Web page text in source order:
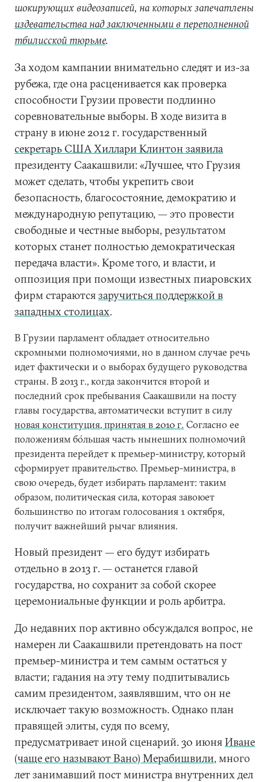
шокирующих видеозаписей, на которых запечатлены
издевательства над заключенными в переполненной
тбилисской тюрьме.
За ходом кампании внимательно следят и из-за
рубежа, где она расценивается как проверка
способности Грузии провести подлинно
соревновательные выборы. В ходе визита в
страну в июне 2012 г. государственный
секретарь США Хиллари Клинтон заявила
президенту Саакашвили: «Лучшее, что Грузия
может сделать, чтобы укрепить свои
безопасность, благосостояние, демократию и
международную репутацию, — это провести
свободные и честные выборы, результатом
которых станет полностью демократическая
передача власти». Кроме того, и власти, и
оппозиция при помощи известных пиаровских
фирм стараютсязаручиться поддержкой в
западных столицах.
В Грузии парламент обладает относительно
скромными полномочиями, но в данном случае речь
идет фактически и о выборах будущего руководства
страны. В 2013 г., когда закончится второй и
последний срок пребывания Саакашвили на посту
главы государства, автоматически вступит в силу
новая конституция, принятая в 2010 г. Согласно ее
положениям бо́льшая часть нынешних полномочий
президента перейдет к премьер-министру, который
сформирует правительство. Премьер-министра, в
свою очередь, будет избирать парламент: таким
образом, политическая сила, которая завоюет
большинство по итогам голосования 1 октября,
получит важнейший рычаг влияния.
Новый президент — его будут избирать
отдельно в 2013 г. — останется главой
государства, но сохранит за собой скорее
церемониальные функции и роль арбитра.
До недавних пор активно обсуждался вопрос, не
намерен ли Саакашвили претендовать на пост
премьер-министра и тем самым остаться у
власти; гадания на эту тему подпитывались
самим президентом, заявлявшим, что он не
исключает такую возможность. Однако план
правящей элиты, судя по всему,
предусматривает иной сценарий. 30 июняИване
(чаще его называют Вано) Мерабишвили, много
лет занимавший пост министра внутренних дел